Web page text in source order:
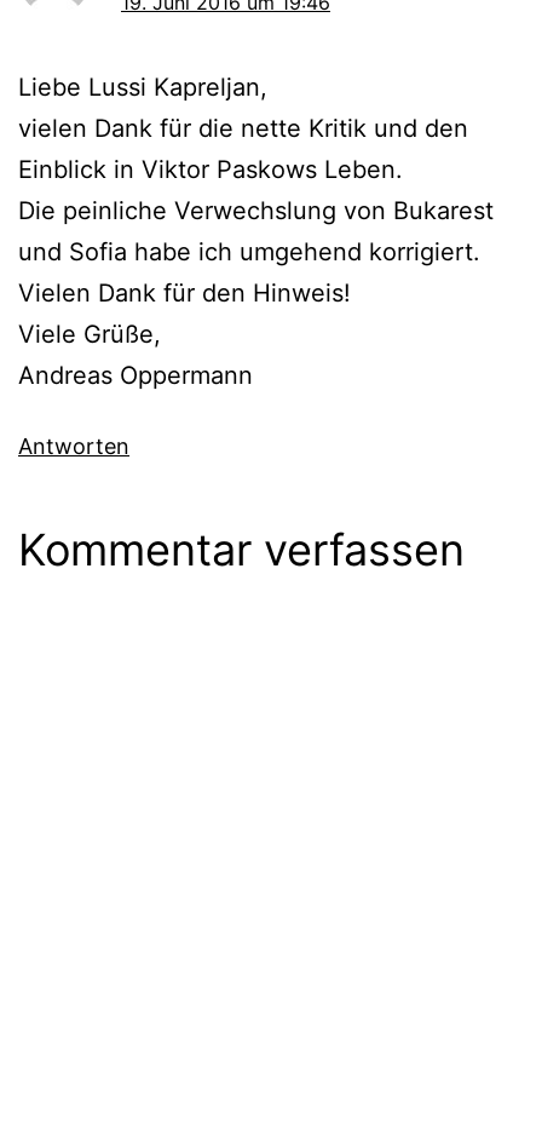
Liebe Lussi Kapreljan,
vielen Dank für die nette Kritik und den
Einblick in Viktor Paskows Leben.
Die peinliche Verwechslung von Bukarest
und Sofia habe ich umgehend korrigiert.
Vielen Dank für den Hinweis!
Viele Grüße,
Andreas Oppermann
Antworten
Kommentar verfassen